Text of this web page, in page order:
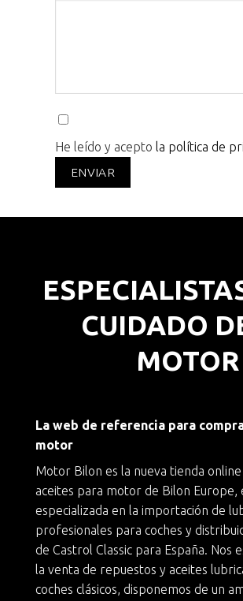
He leído y acepto la política de
CUIDADO
MOTOR
La web de referencia para
motor
Motor Bilon es la nueva tienda
aceites para motor de Bilon Europe,
especializada en la importación de
profesionales para coches y
de Castrol Classic para España. Nos
la venta de repuestos y aceites
coches clásicos, disponemos de un